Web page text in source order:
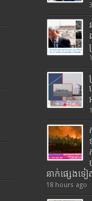
នាក់ផ្សេងទ
18 hours ago